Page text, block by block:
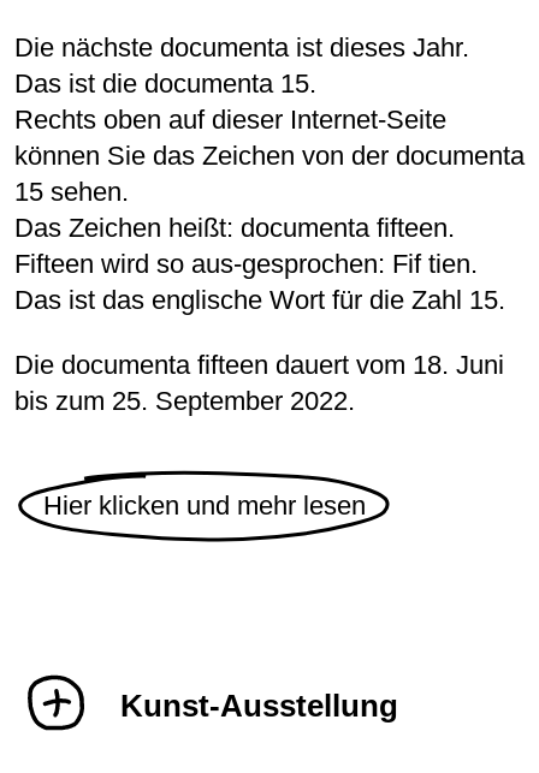
Die nächste documenta ist dieses Jahr.
Das ist die documenta 15.
Rechts oben auf dieser Internet-Seite
können Sie das Zeichen von der documenta
15 sehen.
Das Zeichen heißt: documenta fifteen.
Fifteen wird so aus-gesprochen: Fif tien.
Das ist das englische Wort für die Zahl 15.
Die documenta fifteen dauert vom 18. Juni
bis zum 25. September 2022.
Hier klicken und mehr lesen
Kunst-Ausstellung